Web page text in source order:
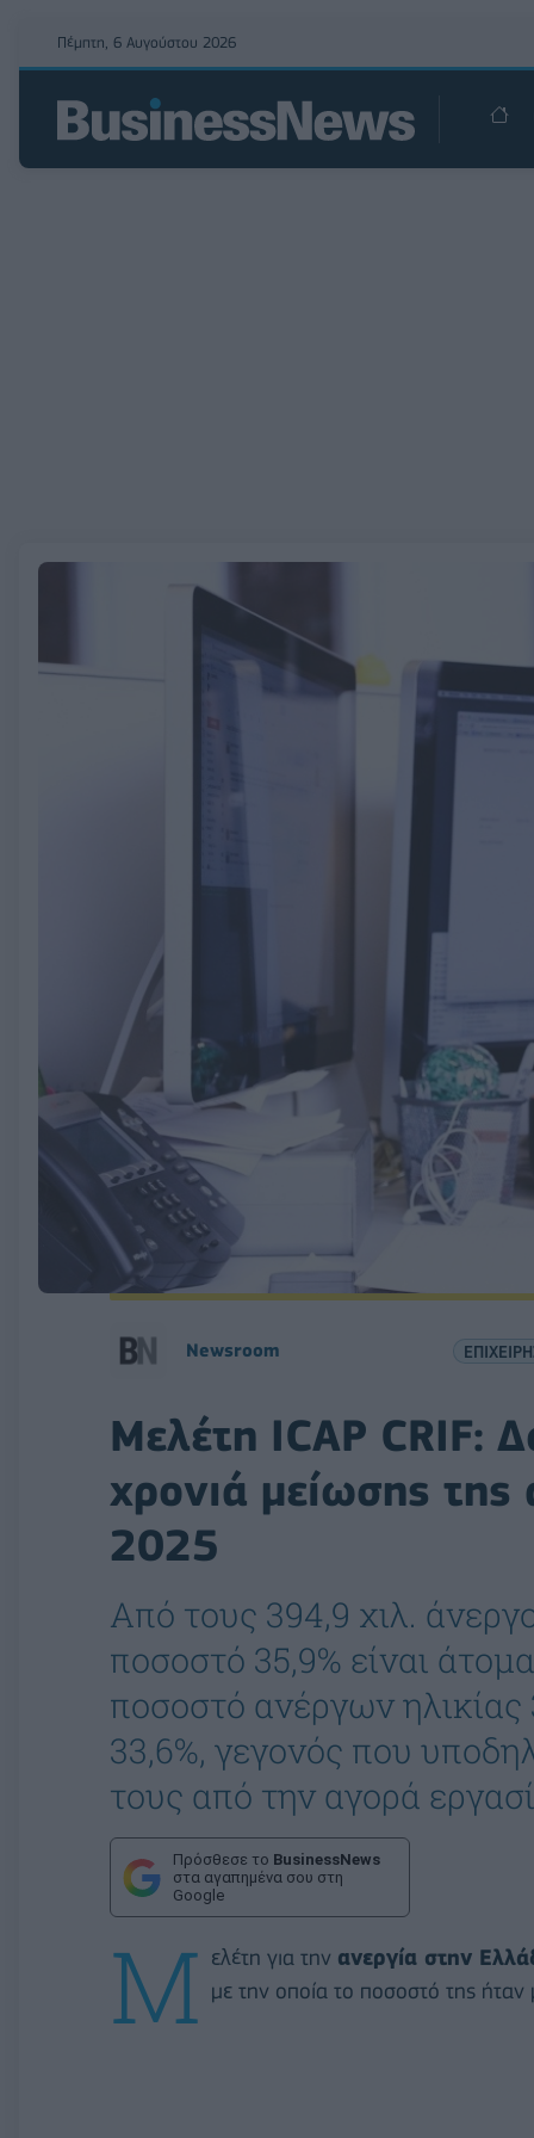
Πέμπτη, 6 Αυγούστου 2026
Νewsroom
Μελέτη ICAP CRIF:
χρονιά μείωσης
2025
Από τους 394,9 χιλ.
ποσοστό 35,9% είναι
ποσοστό ανέργων
33,6%, γεγονός που
τους από την αγορά
Πρόσθεσε το BusinessNews
στα αγαπημένα σου στη
Google
Μ ελέτη για την ανεργία στην
με την οποία το ποσοστό της